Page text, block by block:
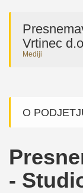
Vrtinec
Mediji
O
-